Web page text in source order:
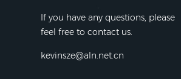
If you have any questions, please
feel free to contact us.
kevinsze@aln.net.cn